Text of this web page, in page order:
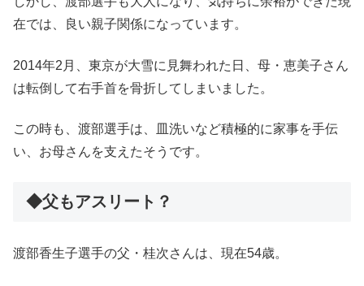
在では、良い親子関係になっています。
2014年2月、東京が大雪に見舞われた日、母・恵美子さん
は転倒して右手首を骨折してしまいました。
この時も、渡部選手は、皿洗いなど積極的に家事を手伝
い、お母さんを支えたそうです。
◆父もアスリート？
渡部香生子選手の父・桂次さんは、現在54歳。